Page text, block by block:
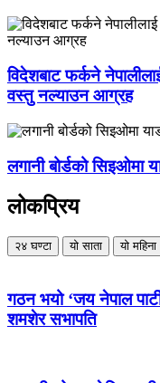
विदेशबाट फर्कने
वस्तु नल्याउन आग्रह
लगानी बोर्डको सिइओमा
लोकप्रिय
२४ घण्टा यो साता यो महिना
गठन भयो ‘जय नेपाल
शमशेर सभापति